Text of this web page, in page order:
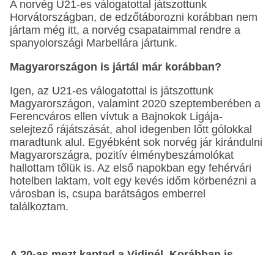
A norvég U21-es válogatottal játszottunk
Horvátországban, de edzőtáborozni korábban nem
jártam még itt, a norvég csapataimmal rendre a
spanyolországi Marbellára jártunk.
Magyarországon is jártál már korábban?
Igen, az U21-es válogatottal is játszottunk
Magyarországon, valamint 2020 szeptemberében a
Ferencváros ellen vívtuk a Bajnokok Ligája-
selejtező rájátszását, ahol idegenben lőtt gólokkal
maradtunk alul. Egyébként sok norvég jár kirándulni
Magyarországra, pozitív élménybeszámolókat
hallottam tőlük is. Az első napokban egy fehérvári
hotelben laktam, volt egy kevés időm körbenézni a
városban is, csupa barátságos emberrel
találkoztam.